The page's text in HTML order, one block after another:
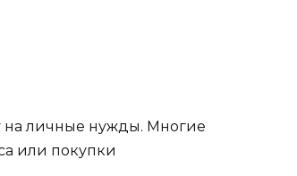
на личные нужды. Многие
или покупки